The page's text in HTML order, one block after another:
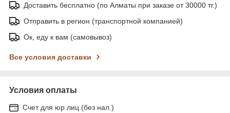
Доставить бесплатно (по Алматы при заказе от 30000 тг.)
Отправить в регион (транспортной компанией)
Ок, еду к вам (самовывоз)
Все условия доставки
Условия оплаты
Счет для юр.лиц (без нал.)